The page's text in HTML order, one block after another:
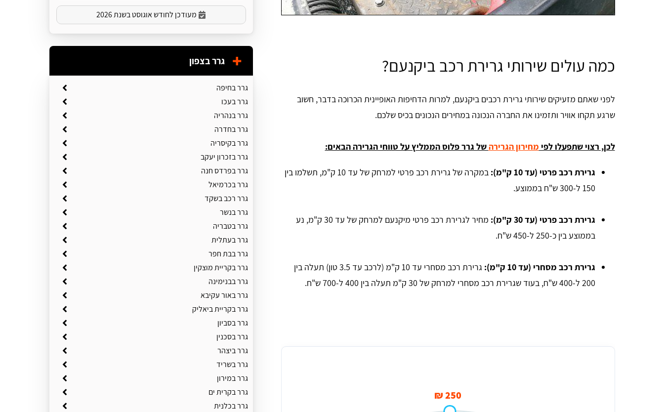
כמה עולים שירותי גרירת רכב ביקנעם?
לפני שאתם מזעיקים שירותי גרירת רכבים ביקנעם, למרות הדחיפות האופיינית הכרוכה בדבר, חשוב
שרגע תקחו אוויר ותזמינו את החברה הנכונה במחירים הנכונים בכיס שלכם.
לכן, רצוי שתפעלו לפי מחירון הגרירהשל גרר פלוס הממליץ על טווחי הגרירה הבאים:
גרירת רכב פרטי (עד 10 ק"מ):
במקרה של גרירת רכב פרטי למרחק של עד 10 ק"מ, תשלמו בין
150 ל-300 ש"ח בממוצע.
גרירת רכב פרטי (עד 30 ק"מ):
מחיר לגרירת רכב פרטי מיקנעם למרחק של עד 30 ק"מ, נע
בממוצע בין כ-250 ל-450 ש"ח.
גרירת רכב מסחרי (עד 10 ק"מ):
גרירת רכב מסחרי עד 10 ק"מ (לרכב עד 3.5 טון) תעלה בין
200 ל-400 ש"ח, בעוד שגרירת רכב מסחרי למרחק של 30 ק"מ תעלה בין 400 ל-700 ש"ח.
250 ₪
מעודכן לחודש אוגוסט בשנת 2026
גרר בצפון
גרר בחיפה
גרר בעכו
גרר בנהריה
גרר בחדרה
גרר בקיסריה
גרר בזכרון יעקב
גרר בפרדס חנה
גרר בכרמיאל
גרר רכב בשקד
גרר בנשר
גרר בטבריה
גרר בעתלית
גרר בבת חפר
גרר בקריית מוצקין
גרר בבנימינה
גרר באור עקיבא
גרר בקריית ביאליק
גרר בסביון
גרר בסכנין
גרר ביצהר
גרר בשריד
גרר במירון
גרר בקרית ים
גרר בכלנית